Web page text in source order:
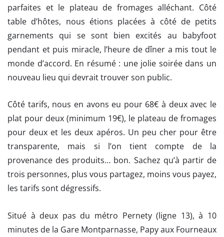
parfaites et le plateau de fromages alléchant. Côté
table d’hôtes, nous étions placées à côté de petits
garnements qui se sont bien excités au babyfoot
pendant et puis miracle, l’heure de dîner a mis tout le
monde d’accord. En résumé : une jolie soirée dans un
nouveau lieu qui devrait trouver son public.
Côté tarifs, nous en avons eu pour 68€ à deux avec le
plat pour deux (minimum 19€), le plateau de fromages
pour deux et les deux apéros. Un peu cher pour être
transparente, mais si l’on tient compte de la
provenance des produits… bon. Sachez qu’à partir de
trois personnes, plus vous partagez, moins vous payez,
les tarifs sont dégressifs.
Situé à deux pas du métro Pernety (ligne 13), à 10
minutes de la Gare Montparnasse, Papy aux Fourneaux